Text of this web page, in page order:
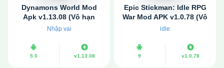
Dynamons World Mod
Apk v1.13.08 (Vô hạn
tiền, kim cương)
Nhập vai
5.0 v1.13.08
Epic Stickman: Idle RPG
War Mod APK v1.0.78 (Vô
hạn tiền)
idle
9 v1.0.78